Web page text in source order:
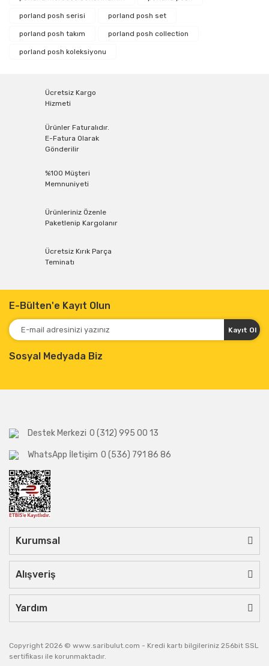
porland posh serisi porland posh set
porland posh takım porland posh collection
porland posh koleksiyonu
Ücretsiz Kargo
Hizmeti
Ürünler Faturalıdır.
E-Fatura Olarak
Gönderilir
%100 Müşteri
Memnuniyeti
Ürünleriniz Özenle
Paketlenip Kargolanır
Ücretsiz Kırık Parça
Teminatı
E-Bülten'e Kayıt Olun
Kayıt Ol
Sosyal Medyada Biz
Destek Merkezi 0 (312) 995 00 13
WhatsApp İletişim 0 (536) 791 86 86
Kurumsal
Alışveriş
Yardım
Copyright 2026 © www.saribulut.com - Kredi kartı bilgileriniz 256bit SSL
sertifikası ile korunmaktadır.